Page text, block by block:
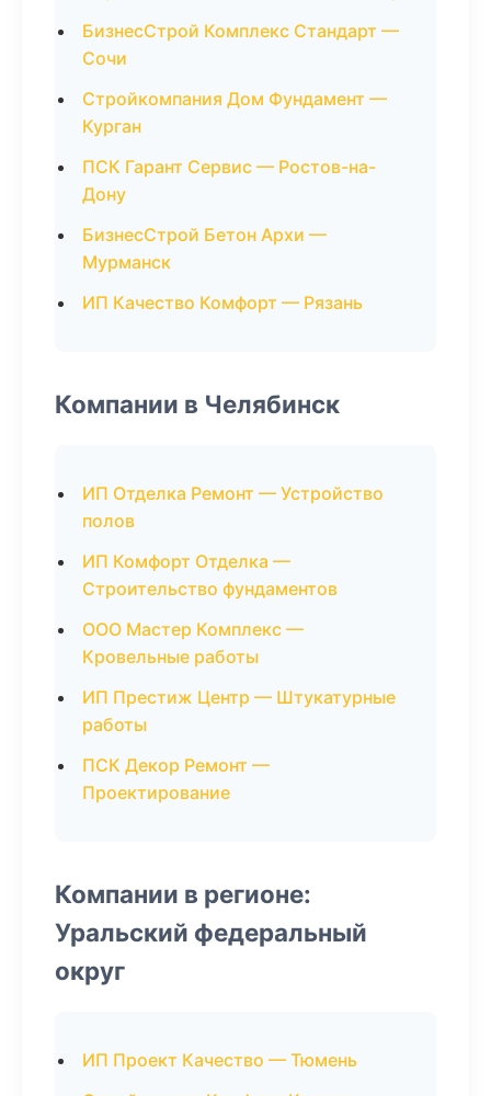
БизнесСтрой Комплекс Стандарт —
Сочи
Стройкомпания Дом Фундамент —
Курган
ПСК Гарант Сервис — Ростов-на-
Дону
БизнесСтрой Бетон Архи —
Мурманск
ИП Качество Комфорт — Рязань
Компании в Челябинск
ИП Отделка Ремонт — Устройство
полов
ИП Комфорт Отделка —
Строительство фундаментов
ООО Мастер Комплекс —
Кровельные работы
ИП Престиж Центр — Штукатурные
работы
ПСК Декор Ремонт —
Проектирование
Компании в регионе:
Уральский федеральный
округ
ИП Проект Качество — Тюмень